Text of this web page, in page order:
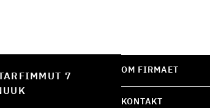
7
OM FIRMAET
KONTAKT